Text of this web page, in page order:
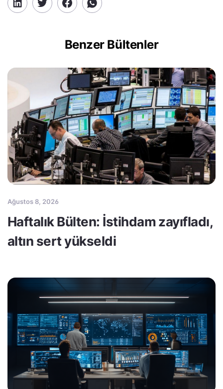
Benzer Bültenler
Ağustos 8, 2026
Haftalık Bülten: İstihdam zayıfladı,
altın sert yükseldi